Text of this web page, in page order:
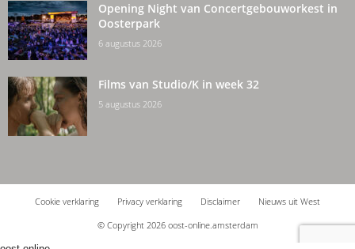
Opening Night van Concertgebouworkest in
Oosterpark
6 augustus 2026
Films van Studio/K in week 32
5 augustus 2026
Cookie verklaring Privacy verklaring Disclaimer
Nieuws uit West
© Copyright 2026 oost-online.amsterdam